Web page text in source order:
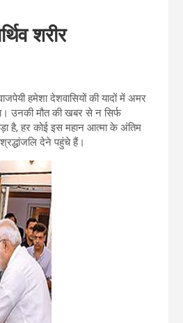
शरीर
हमेशा देशवासियों की यादों में अमर
उनकी मौत की खबर से न सिर्फ
है, हर कोई इस महान आत्मा के अंतिम
देने पहुंचे हैं।